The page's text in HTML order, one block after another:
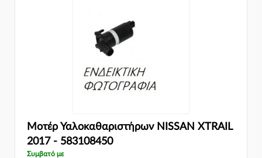
Μοτέρ Υαλοκαθαριστήρων NISSAN XTRAIL
2017 - 583108450
Συμβατό με